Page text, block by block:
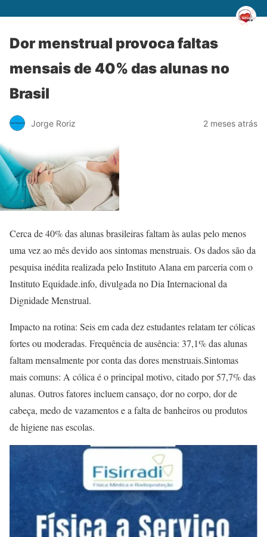
Dor menstrual provoca faltas
mensais de 40% das alunas no
Brasil
Jorge Roriz 2 meses atrás
Cerca de 40% das alunas brasileiras faltam às aulas pelo menos
uma vez ao mês devido aos sintomas menstruais. Os dados são da
pesquisa inédita realizada pelo Instituto Alana em parceria com o
Instituto Equidade.info, divulgada no Dia Internacional da
Dignidade Menstrual.
Impacto na rotina: Seis em cada dez estudantes relatam ter cólicas
fortes ou moderadas. Frequência de ausência: 37,1% das alunas
faltam mensalmente por conta das dores menstruais.Sintomas
mais comuns: A cólica é o principal motivo, citado por 57,7% das
alunas. Outros fatores incluem cansaço, dor no corpo, dor de
cabeça, medo de vazamentos e a falta de banheiros ou produtos
de higiene nas escolas.